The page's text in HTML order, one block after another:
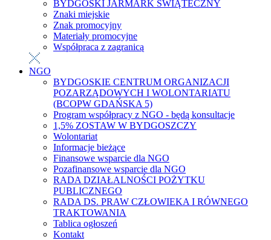
BYDGOSKI JARMARK ŚWIĄTECZNY
Znaki miejskie
Znak promocyjny
Materiały promocyjne
Współpraca z zagranicą
NGO
BYDGOSKIE CENTRUM ORGANIZACJI
POZARZĄDOWYCH I WOLONTARIATU
(BCOPW GDAŃSKA 5)
Program współpracy z NGO - będą konsultacje
1,5% ZOSTAW W BYDGOSZCZY
Wolontariat
Informacje bieżące
Finansowe wsparcie dla NGO
Pozafinansowe wsparcie dla NGO
RADA DZIAŁALNOŚCI POŻYTKU
PUBLICZNEGO
RADA DS. PRAW CZŁOWIEKA I RÓWNEGO
TRAKTOWANIA
Tablica ogłoszeń
Kontakt